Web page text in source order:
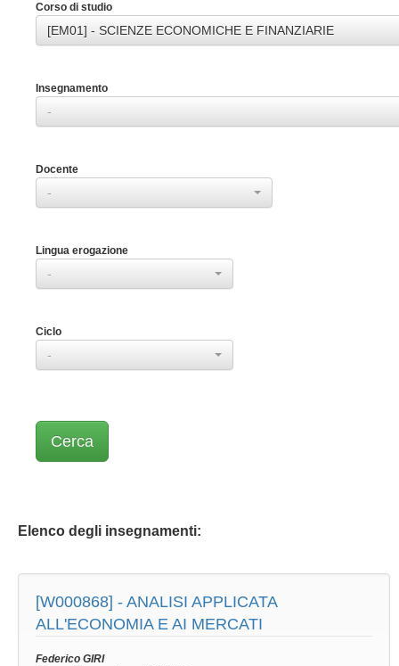
Corso di studio
[EM01] - SCIENZE ECONOMICHE E FINANZIARIE
Insegnamento
-
Docente
-
Lingua erogazione
-
Ciclo
-
Elenco degli insegnamenti:
[W000868] - ANALISI APPLICATA
ALL'ECONOMIA E AI MERCATI
Federico GIRI